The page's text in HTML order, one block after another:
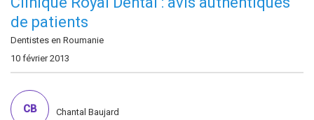
de patients
Dentistes en Roumanie
10 février 2013
CB Chantal Baujard